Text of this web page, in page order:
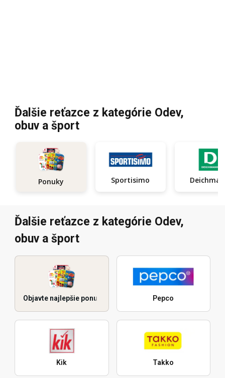
Ďalšie reťazce z kategórie Odev,
obuv a šport
Ponuky Sportisimo
Ďalšie reťazce z kategórie Odev,
obuv a šport
Objavte najlepšie ponuky Pepco
Kik Takko